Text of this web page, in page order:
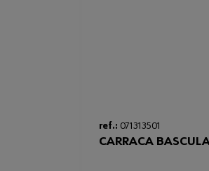
ref.: 071313501
CARRACA